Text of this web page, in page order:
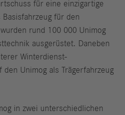
für eine einzigartige
für den
rund 100 000 Unimog
ausgerüstet. Daneben
Winterdienst-
Unimog als Trägerfahrzeug
in zwei unterschiedlichen